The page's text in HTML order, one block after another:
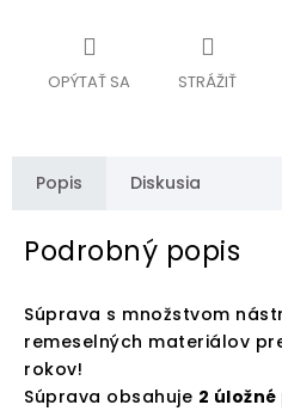
OPÝTAŤ SA STRÁŽIŤ
Popis Diskusia
Podrobný popis
Súprava s množstvom
remeselných materiálov
rokov!
Súprava obsahuje 2